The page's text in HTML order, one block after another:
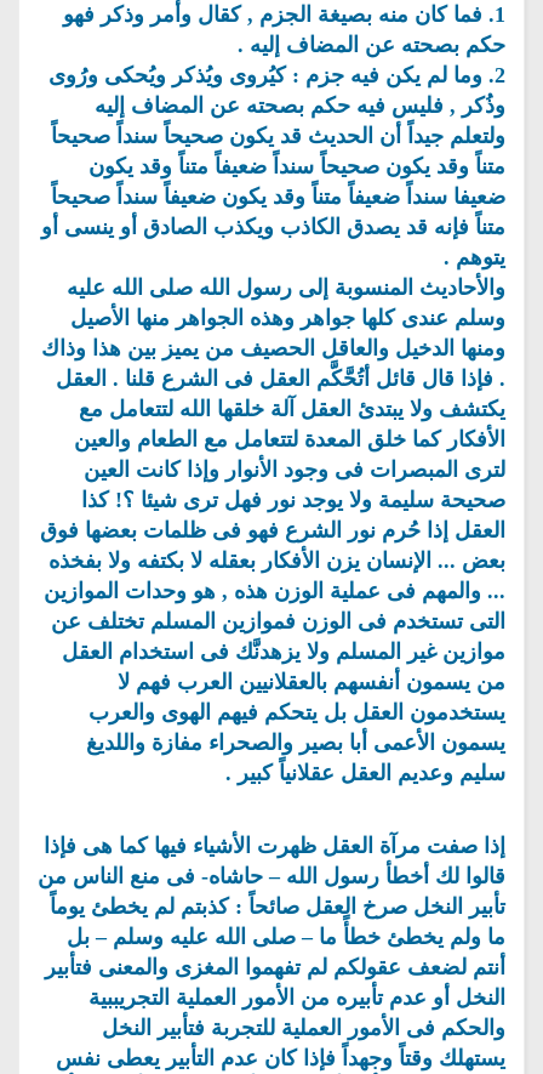
1. فما كان منه بصيغة الجزم , كقال وأمر وذكر فهو
حكم بصحته عن المضاف إليه .
2. وما لم يكن فيه جزم : كيُروى ويُذكر ويُحكى ورُوى
وذُكر , فليس فيه حكم بصحته عن المضاف إليه
ولتعلم جيداً أن الحديث قد يكون صحيحاً سنداً صحيحاً
متناً وقد يكون صحيحاً سنداً ضعيفاً متناً وقد يكون
ضعيفا سنداً ضعيفاً متناً وقد يكون ضعيفاً سنداً صحيحاً
متناً فإنه قد يصدق الكاذب ويكذب الصادق أو ينسى أو
يتوهم .
والأحاديث المنسوبة إلى رسول الله صلى الله عليه
وسلم عندى كلها جواهر وهذه الجواهر منها الأصيل
ومنها الدخيل والعاقل الحصيف من يميز بين هذا وذاك
. فإذا قال قائل أتُحَّكَّم العقل فى الشرع قلنا . العقل
يكتشف ولا يبتدئ العقل آلة خلقها الله لتتعامل مع
الأفكار كما خلق المعدة لتتعامل مع الطعام والعين
لترى المبصرات فى وجود الأنوار وإذا كانت العين
صحيحة سليمة ولا يوجد نور فهل ترى شيئا ؟! كذا
العقل إذا حُرم نور الشرع فهو فى ظلمات بعضها فوق
بعض ... الإنسان يزن الأفكار بعقله لا بكتفه ولا بفخذه
... والمهم فى عملية الوزن هذه , هو وحدات الموازين
التى تستخدم فى الوزن فموازين المسلم تختلف عن
موازين غير المسلم ولا يزهدنَّك فى استخدام العقل
من يسمون أنفسهم بالعقلانيين العرب فهم لا
يستخدمون العقل بل يتحكم فيهم الهوى والعرب
يسمون الأعمى أبا بصير والصحراء مفازة واللديغ
سليم وعديم العقل عقلانياً كبير .
إذا صفت مرآة العقل ظهرت الأشياء فيها كما هى فإذا
قالوا لك أخطأ رسول الله – حاشاه- فى منع الناس من
تأبير النخل صرخ العقل صائحاً : كذبتم لم يخطئ يوماً
ما ولم يخطئ خطأً ما – صلى الله عليه وسلم – بل
أنتم لضعف عقولكم لم تفهموا المغزى والمعنى فتأبير
النخل أو عدم تأبيره من الأمور العملية التجريببية
والحكم فى الأمور العملية للتجربة فتأبير النخل
يستهلك وقتاً وجهداً فإذا كان عدم التأبير يعطى نفس